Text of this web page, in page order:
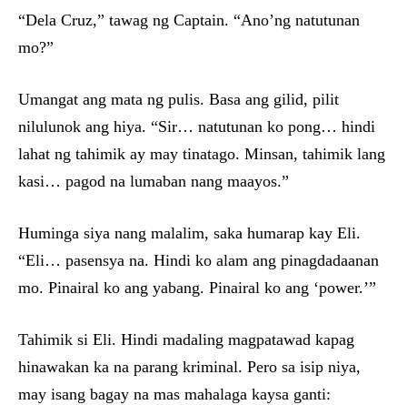
“Dela Cruz,” tawag ng Captain. “Ano’ng natutunan
mo?”
Umangat ang mata ng pulis. Basa ang gilid, pilit
nilulunok ang hiya. “Sir… natutunan ko pong… hindi
lahat ng tahimik ay may tinatago. Minsan, tahimik lang
kasi… pagod na lumaban nang maayos.”
Huminga siya nang malalim, saka humarap kay Eli.
“Eli… pasensya na. Hindi ko alam ang pinagdadaanan
mo. Pinairal ko ang yabang. Pinairal ko ang ‘power.’”
Tahimik si Eli. Hindi madaling magpatawad kapag
hinawakan ka na parang kriminal. Pero sa isip niya,
may isang bagay na mas mahalaga kaysa ganti: